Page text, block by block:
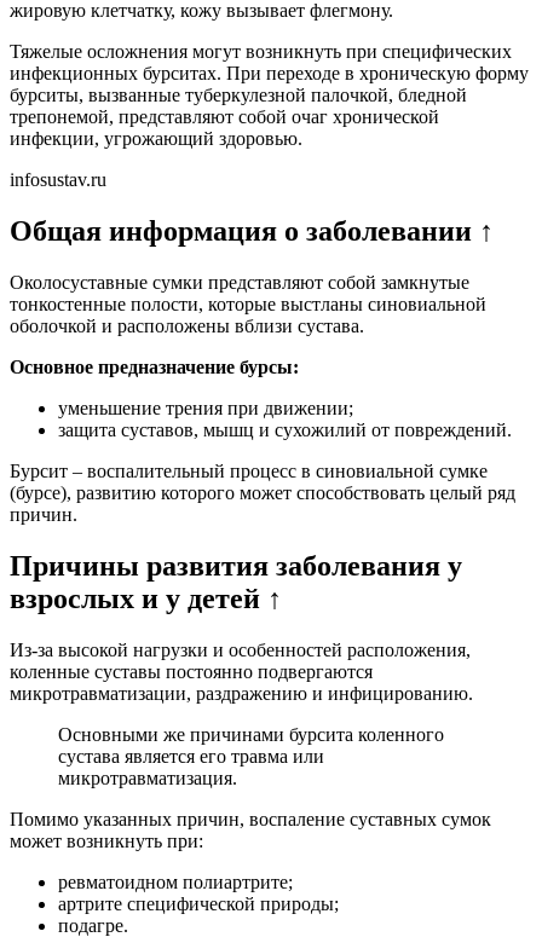
жировую клетчатку, кожу вызывает флегмону.
Тяжелые осложнения могут возникнуть при специфических
инфекционных бурситах. При переходе в хроническую форму
бурситы, вызванные туберкулезной палочкой, бледной
трепонемой, представляют собой очаг хронической
инфекции, угрожающий здоровью.
infosustav.ru
Общая информация о заболевании ↑
Околосуставные сумки представляют собой замкнутые
тонкостенные полости, которые выстланы синовиальной
оболочкой и расположены вблизи сустава.
Основное предназначение бурсы:
уменьшение трения при движении;
защита суставов, мышц и сухожилий от повреждений.
Бурсит – воспалительный процесс в синовиальной сумке
(бурсе), развитию которого может способствовать целый ряд
причин.
Причины развития заболевания у
взрослых и у детей ↑
Из-за высокой нагрузки и особенностей расположения,
коленные суставы постоянно подвергаются
микротравматизации, раздражению и инфицированию.
Основными же причинами бурсита коленного
сустава является его травма или
микротравматизация.
Помимо указанных причин, воспаление суставных сумок
может возникнуть при:
ревматоидном полиартрите;
артрите специфической природы;
подагре.